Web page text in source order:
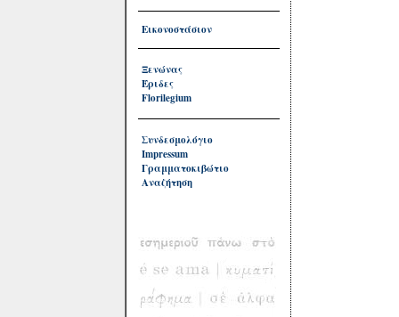
Εικονοστάσιον
Ξενώνας
Έριδες
Florilegium
Συνδεσμολόγιο
Impressum
Γραμματοκιβώτιο
Αναζήτηση